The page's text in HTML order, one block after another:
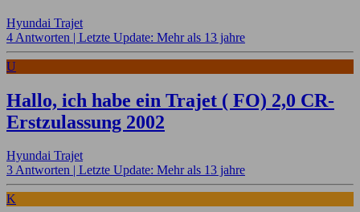
Hyundai Trajet
4 Antworten | Letzte Update: Mehr als 13 jahre
U
Hallo, ich habe ein Trajet ( FO) 2,0 CR-
Erstzulassung 2002
Hyundai Trajet
3 Antworten | Letzte Update: Mehr als 13 jahre
K